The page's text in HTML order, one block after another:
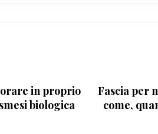
in proprio
biologica
Fascia per
come,